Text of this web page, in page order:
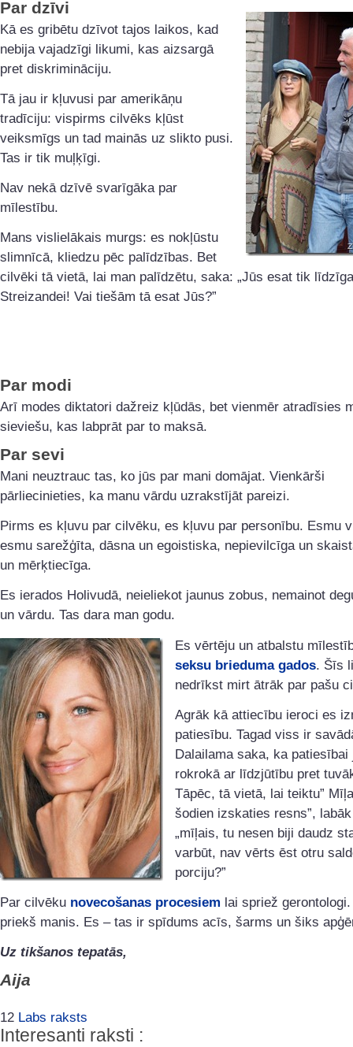
Par dzīvi
Kā es gribētu dzīvot tajos laikos, kad
nebija vajadzīgi likumi, kas aizsargā
pret diskrimināciju.
Tā jau ir kļuvusi par amerikāņu
tradīciju: vispirms cilvēks kļūst
veiksmīgs un tad mainās uz slikto pusi.
Tas ir tik muļķīgi.
Nav nekā dzīvē svarīgāka par
mīlestību.
Mans vislielākais murgs: es nokļūstu
slimnīcā, kliedzu pēc palīdzības. Bet
cilvēki tā vietā, lai man palīdzētu, saka: „Jūs esat tik
Streizandei! Vai tiešām tā esat Jūs?”
Par modi
Arī modes diktatori dažreiz kļūdās, bet vienmēr atradīsies
sieviešu, kas labprāt par to maksā.
Par sevi
Mani neuztrauc tas, ko jūs par mani domājat. Vienkārši
pārliecinieties, ka manu vārdu uzrakstījāt pareizi.
Pirms es kļuvu par cilvēku, es kļuvu par personību. Esmu
esmu sarežģīta, dāsna un egoistiska, nepievilcīga un
un mērķtiecīga.
Es ierados Holivudā, neieliekot jaunus zobus, nemainot
un vārdu. Tas dara man godu.
Es vērtēju un atbalstu
seksu brieduma gados. Šīs
nedrīkst mirt ātrāk par pašu
Agrāk kā attiecību ieroci es
patiesību. Tagad viss ir
Dalailama saka, ka patiesībai
rokrokā ar līdzjūtību pret
Tāpēc, tā vietā, lai teiktu”
šodien izskaties resns”,
„mīļais, tu nesen biji daudz
varbūt, nav vērts ēst otru
porciju?”
Par cilvēku novecošanas procesiem lai spriež
priekš manis. Es – tas ir spīdums acīs, šarms un šiks
Uz tikšanos tepatās,
Aija
12 Labs raksts
Interesanti raksti :